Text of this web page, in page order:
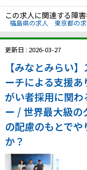
この求人に関連する障
福島県の求人 東京都の
更新日 : 2026-03-27
【みなとみらい
ーチによる支援
がい者採用に関
ー / 世界最大級の
の配慮のもとで
か？